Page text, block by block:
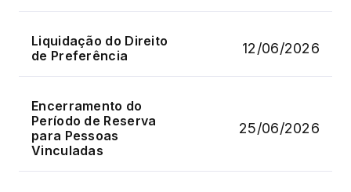
Liquidação do Direito
de Preferência
12/06/2026
Encerramento do
Período de Reserva
para Pessoas
Vinculadas
25/06/2026